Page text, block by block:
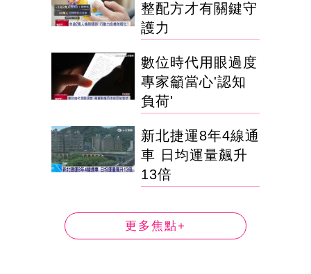
整配方才有關鍵守
護力
數位時代用眼過度
專家籲當心'認知
負荷'
新北捷運8年4線通
車 日均運量飆升
13倍
更多焦點+